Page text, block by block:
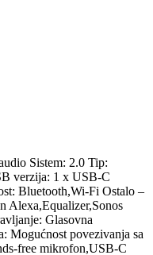
Sistem: 2.0 Tip:
verzija: 1 x USB-C
Bluetooth,Wi-Fi Ostalo –
Alexa,Equalizer,Sonos
Glasovna
Mogućnost povezivanja sa
free mikrofon,USB-C